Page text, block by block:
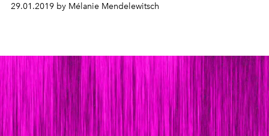
29.01.2019 by Mélanie Mendelewitsch